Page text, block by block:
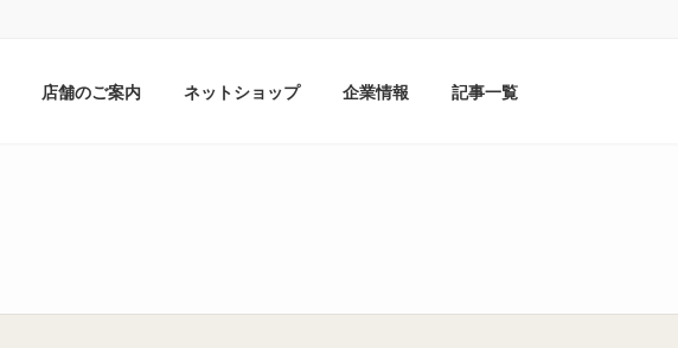
店舗のご案内 ネットショップ 企業情報 記事一覧